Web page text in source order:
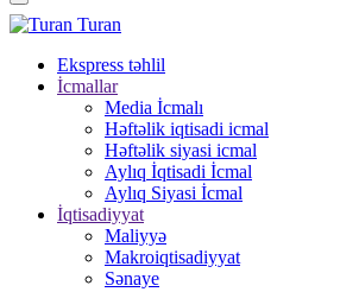
Turan
Ekspress təhlil
İcmallar
Media İcmalı
Həftəlik iqtisadi icmal
Həftəlik siyasi icmal
Aylıq İqtisadi İcmal
Aylıq Siyasi İcmal
İqtisadiyyat
Maliyyə
Makroiqtisadiyyat
Sənaye